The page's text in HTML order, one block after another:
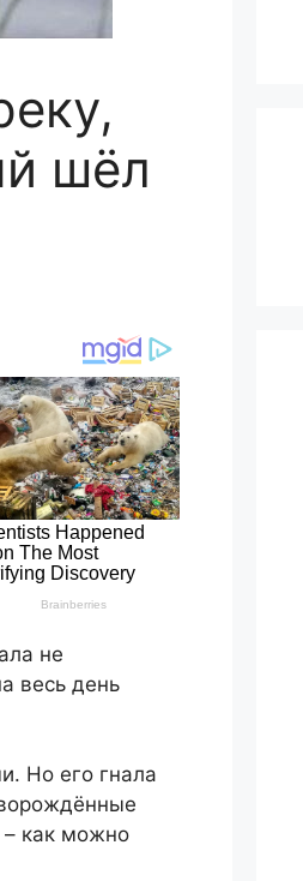
шёл
не
весь день
Но его гнала
– как можно